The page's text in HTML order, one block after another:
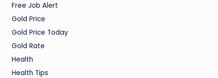
Free Job Alert
Gold Price
Gold Price Today
Gold Rate
Health
Health Tips